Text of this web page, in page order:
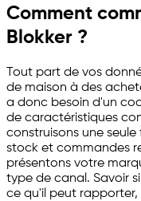
Comment
Blokker ?
Tout part de vos
de maison à des
a donc besoin d'un
de caractéristiques
construisons une seule
stock et commandes
présentons votre
type de canal. Savoir
ce qu'il peut